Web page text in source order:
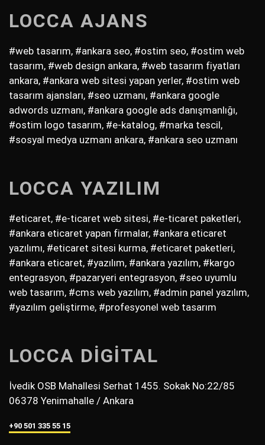
LOCCA AJANS
#web tasarım, #ankara seo, #ostim seo, #ostim web
tasarım, #web design ankara, #web tasarım fiyatları
ankara, #ankara web sitesi yapan yerler, #ostim web
tasarım ajansları, #seo uzmanı, #ankara google
adwords uzmanı, #ankara google ads danışmanlığı,
#ostim logo tasarım, #e-katalog, #marka tescil,
#sosyal medya uzmanı ankara, #ankara seo uzmanı
LOCCA YAZILIM
#eticaret, #e-ticaret web sitesi, #e-ticaret paketleri,
#ankara eticaret yapan firmalar, #ankara eticaret
yazılımı, #eticaret sitesi kurma, #eticaret paketleri,
#ankara eticaret, #yazılım, #ankara yazılım, #kargo
entegrasyon, #pazaryeri entegrasyon, #seo uyumlu
web tasarım, #cms web yazılım, #admin panel yazılım,
#yazılım geliştirme, #profesyonel web tasarım
LOCCA DİGİTAL
İvedik OSB Mahallesi Serhat 1455. Sokak No:22/85
06378 Yenimahalle / Ankara
+90 501 335 55 15